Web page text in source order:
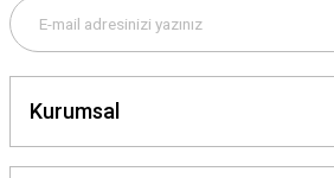
Kurumsal